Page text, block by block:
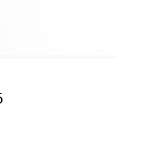
Wander- und Unterhaltungsverein